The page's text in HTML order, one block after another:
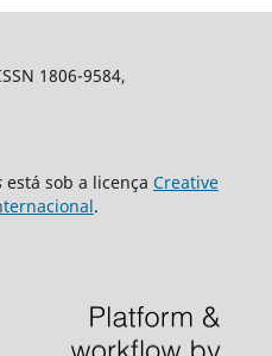
1806-9584,
está sob a licença Creative
.